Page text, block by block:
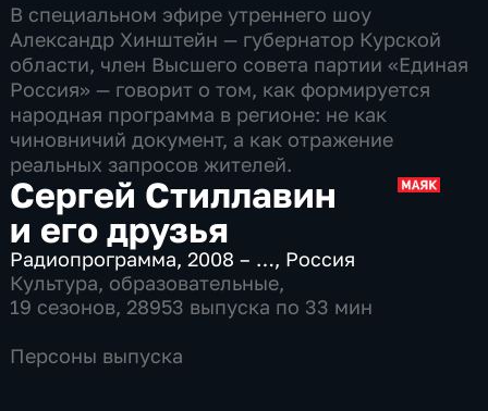
В специальном эфире утреннего шоу
Александр Хинштейн — губернатор Курской
области, член Высшего совета партии «Единая
Россия» — говорит о том, как формируется
народная программа в регионе: не как
чиновничий документ, а как отражение
реальных запросов жителей.
Сергей Стиллавин
и его друзья
Радиопрограмма,2008 – …, Россия
Культура, образовательные,
19 сезонов, 28953 выпуска по 33 мин
Персоны выпуска